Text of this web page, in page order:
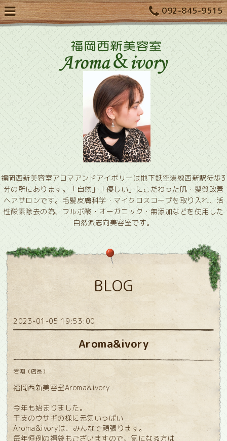
092-845-9515
福岡西新美容室アロマアンドアイボリーは地下鉄空港線西新駅徒歩3
分の所にあります。「自然」「優しい」にこだわった肌・髪質改善
ヘアサロンです。毛髪皮膚科学・マイクロスコープを取り入れ、活
性酸素除去の為、フルボ酸・オーガニック・無添加などを使用した
自然派志向美容室です。
BLOG
2023-01-05 19:53:00
Aroma&ivory
岩淵（店長）
福岡西新美容室Aroma&ivory
今年も始まりました。
干支のウサギの様に元気いっぱい
Aroma&ivoryは、みんなで頑張ります。
毎年恒例の福袋もございますので、気になる方は